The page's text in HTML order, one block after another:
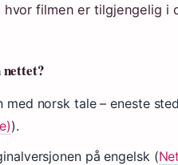
filmen er tilgjengelig i
nettet?
med norsk tale – eneste
).
på engelsk (